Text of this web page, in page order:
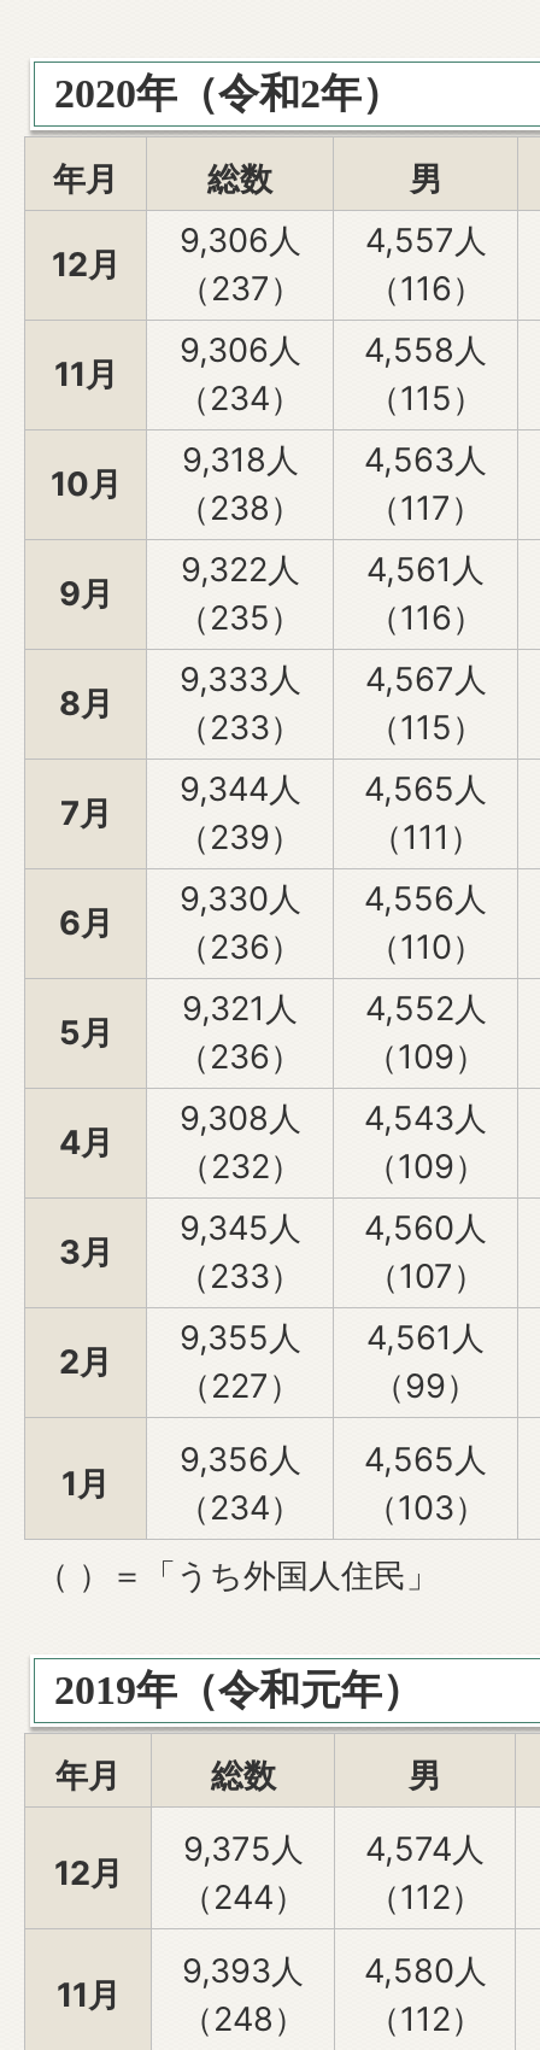
2020年（令和2年）
年月 総数 男
12月
9,306人
（237）
4,557人
（116）
11月
9,306人
（234）
4,558人
（115）
10月
9,318人
（238）
4,563人
（117）
9月
9,322人
（235）
4,561人
（116）
8月
9,333人
（233）
4,567人
（115）
7月
9,344人
（239）
4,565人
（111）
6月
9,330人
（236）
4,556人
（110）
5月
9,321人
（236）
4,552人
（109）
4月
9,308人
（232）
4,543人
（109）
3月
9,345人
（233）
4,560人
（107）
2月
9,355人
（227）
4,561人
（99）
1月
9,356人
（234）
4,565人
（103）
（ ）＝「うち外国人住民」
2019年（令和元年）
年月 総数 男
12月
9,375人
（244）
4,574人
（112）
11月
9,393人
（248）
4,580人
（112）